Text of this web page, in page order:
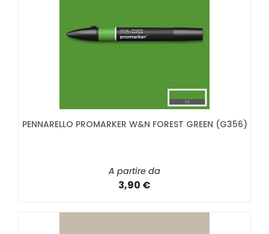
PENNARELLO PROMARKER W&N FOREST GREEN (G356)
A partire da
3,90 €